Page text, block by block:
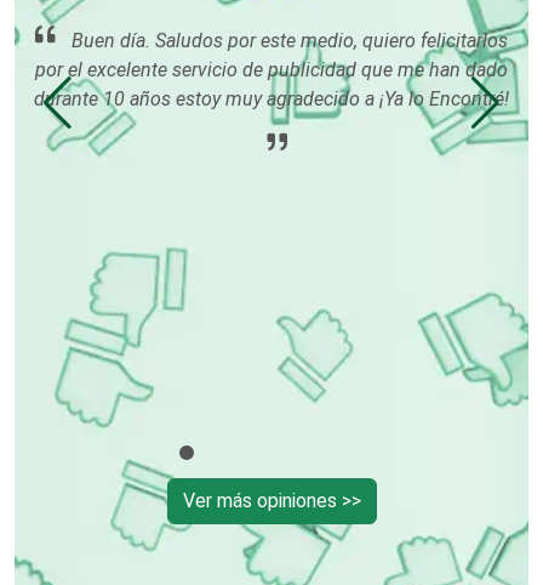
Centros Turísticos
Cibercafés
Clínicas de Belleza
Clínicas de Rehabilitación
Clínicas y Hospitales
Buen día. Saludos por este medio, quiero felicitarlos
por el excelente servicio de publicidad que me han dado
durante 10 años estoy muy agradecido a ¡Ya lo Encontré!
Ver más opiniones >>